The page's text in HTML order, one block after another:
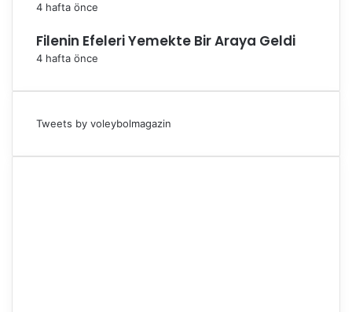
4 hafta önce
Filenin Efeleri Yemekte Bir Araya Geldi
4 hafta önce
Tweets by voleybolmagazin